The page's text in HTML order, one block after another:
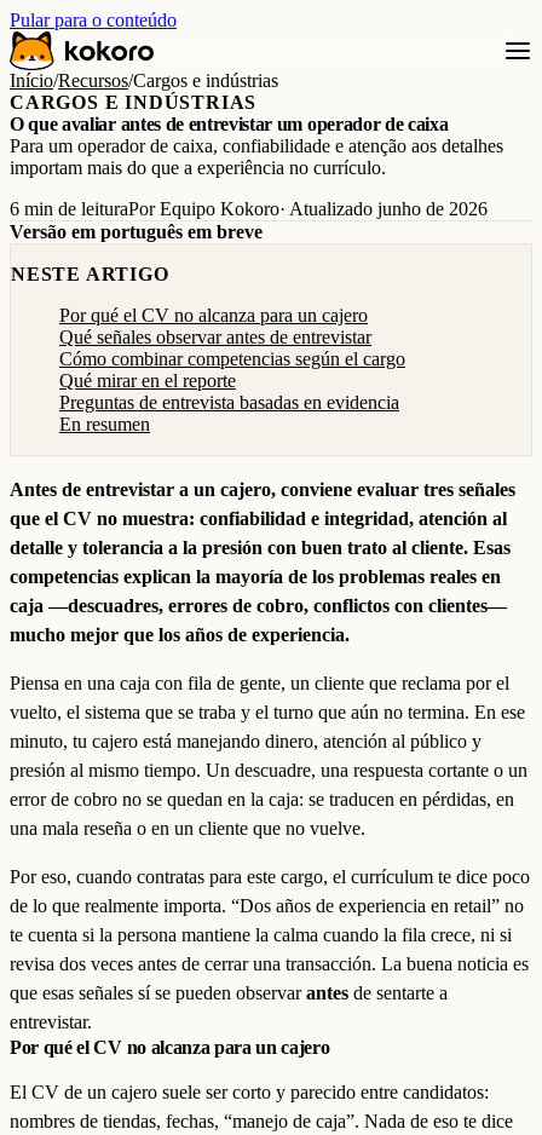
Pular para o conteúdo
Início/Recursos/Cargos e indústrias
CARGOS E INDÚSTRIAS
O que avaliar antes de entrevistar um operador de caixa
Para um operador de caixa, confiabilidade e atenção aos detalhes
importam mais do que a experiência no currículo.
6 min de leituraPor Equipo Kokoro· Atualizado junho de 2026
Versão em português em breve
NESTE ARTIGO
Por qué el CV no alcanza para un cajero
Qué señales observar antes de entrevistar
Cómo combinar competencias según el cargo
Qué mirar en el reporte
Preguntas de entrevista basadas en evidencia
En resumen
Antes de entrevistar a un cajero, conviene evaluar tres señales
que el CV no muestra: confiabilidad e integridad, atención al
detalle y tolerancia a la presión con buen trato al cliente. Esas
competencias explican la mayoría de los problemas reales en
caja —descuadres, errores de cobro, conflictos con clientes—
mucho mejor que los años de experiencia.
Piensa en una caja con fila de gente, un cliente que reclama por el
vuelto, el sistema que se traba y el turno que aún no termina. En ese
minuto, tu cajero está manejando dinero, atención al público y
presión al mismo tiempo. Un descuadre, una respuesta cortante o un
error de cobro no se quedan en la caja: se traducen en pérdidas, en
una mala reseña o en un cliente que no vuelve.
Por eso, cuando contratas para este cargo, el currículum te dice poco
de lo que realmente importa. “Dos años de experiencia en retail” no
te cuenta si la persona mantiene la calma cuando la fila crece, ni si
revisa dos veces antes de cerrar una transacción. La buena noticia es
que esas señales sí se pueden observarantes de sentarte a
entrevistar.
Por qué el CV no alcanza para un cajero
El CV de un cajero suele ser corto y parecido entre candidatos:
nombres de tiendas, fechas, “manejo de caja”. Nada de eso te dice